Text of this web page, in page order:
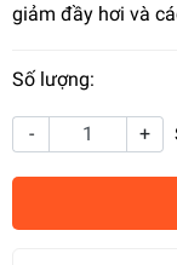
giảm đầy hơi và
Số lượng:
- +